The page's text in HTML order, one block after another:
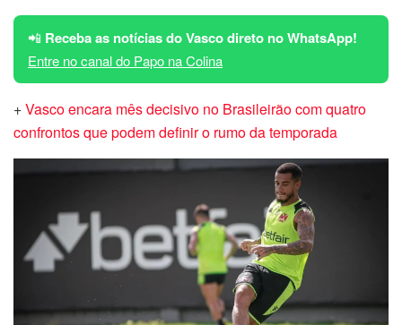
📲 Receba as notícias do Vasco direto no WhatsApp!
Entre no canal do Papo na Colina
+Vasco encara mês decisivo no Brasileirão com quatro
confrontos que podem definir o rumo da temporada